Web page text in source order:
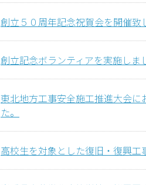
創立５０周年記念祝賀会を開催致
創立記念ボランティアを実施しま
東北地方工事安全施工推進大会
た。
高校生を対象とした復旧・復興